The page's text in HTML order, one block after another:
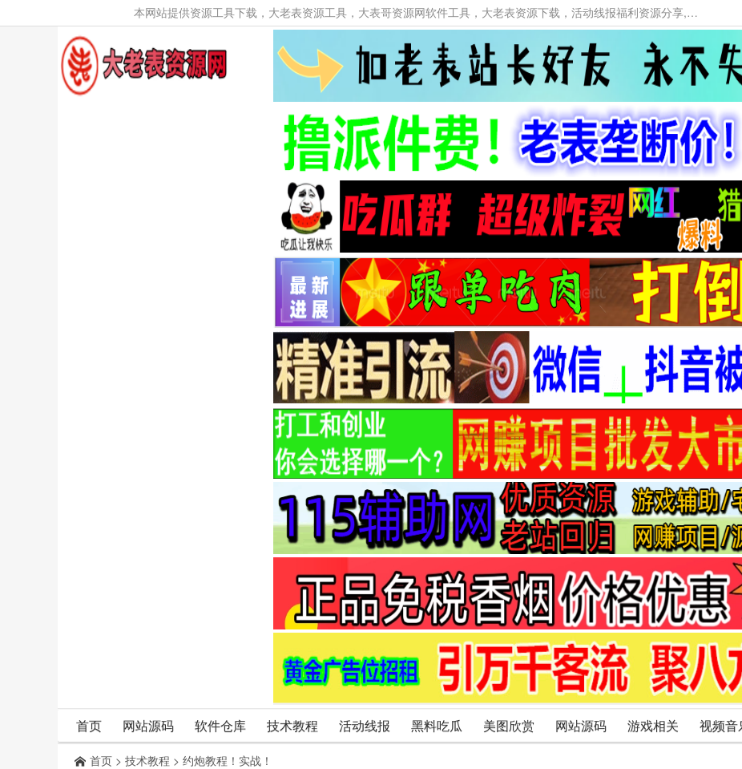
本网站提供资源工具下载，大老表资源工具，大表哥资源网软件工具，大老表资源下载，活动线报福利资源分享,活动线报，大型网游经典游戏，网络热门技术游戏辅助交流与分享。
首页 网站源码 软件仓库 技术教程 活动线报 黑料吃瓜 美图欣赏 网站源码 游戏相关 视频音
首页 > 技术教程 > 约炮教程！实战！